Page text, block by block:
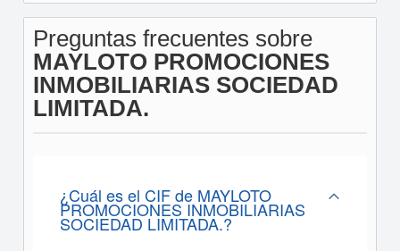
Preguntas frecuentes sobre
MAYLOTO PROMOCIONES
INMOBILIARIAS SOCIEDAD
LIMITADA.
¿Cuál es el CIF de MAYLOTO
PROMOCIONES INMOBILIARIAS
SOCIEDAD LIMITADA.?